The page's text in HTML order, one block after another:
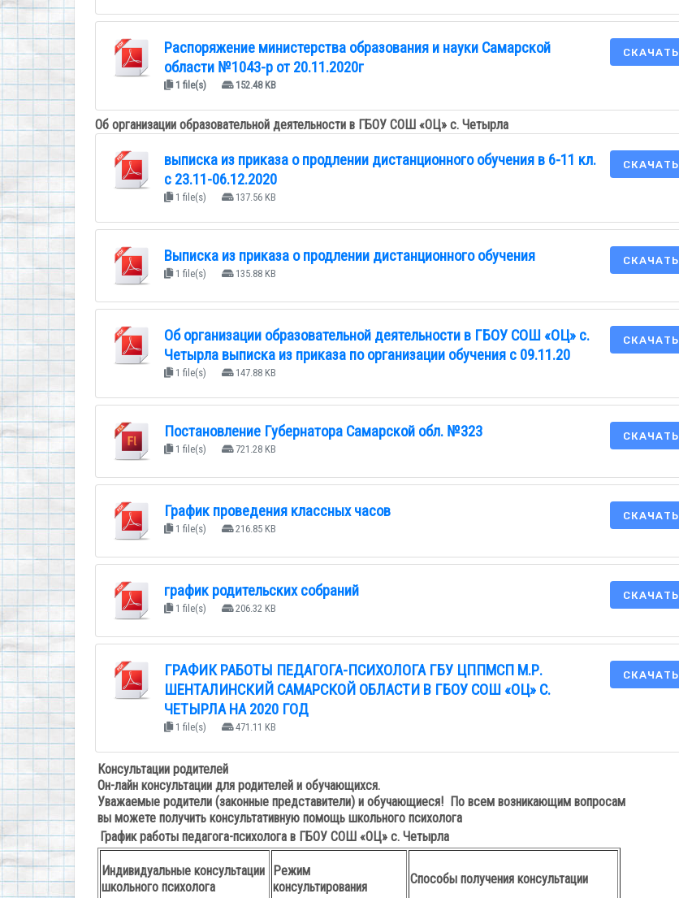
Распоряжение министерства образования и науки Самарской
области №1043-р от 20.11.2020г
1 file(s) 152.48 KB
СКАЧАТЬ
Об организации образовательной деятельности в ГБОУ СОШ «ОЦ» с. Четырла
выписка из приказа о продлении дистанционного обучения в 6-11 кл.
с 23.11-06.12.2020
1 file(s) 137.56 KB
СКАЧАТЬ
Выписка из приказа о продлении дистанционного обучения
1 file(s) 135.88 KB
СКАЧАТЬ
Об организации образовательной деятельности в ГБОУ СОШ «ОЦ» с.
Четырла выписка из приказа по организации обучения с 09.11.20
1 file(s) 147.88 KB
СКАЧАТЬ
Постановление Губернатора Самарской обл. №323
1 file(s) 721.28 KB
СКАЧАТЬ
График проведения классных часов
1 file(s) 216.85 KB
СКАЧАТЬ
график родительских собраний
1 file(s) 206.32 KB
СКАЧАТЬ
ГРАФИК РАБОТЫ ПЕДАГОГА-ПСИХОЛОГА ГБУ ЦППМСП М.Р.
ШЕНТАЛИНСКИЙ САМАРСКОЙ ОБЛАСТИ В ГБОУ СОШ «ОЦ» С.
ЧЕТЫРЛА НА 2020 ГОД
1 file(s) 471.11 KB
СКАЧАТЬ
Консультации родителей
Он-лайн консультации для родителей и обучающихся.
Уважаемые родители (законные представители) и обучающиеся! По всем возникающим вопросам
вы можете получить консультативную помощь школьного психолога
График работы педагога-психолога в ГБОУ СОШ «ОЦ» с. Четырла
Индивидуальные консультации
школьного психолога
Режим
консультирования
Способы получения консультации